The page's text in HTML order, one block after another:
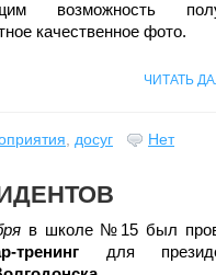
возможность
качественное фото.
ЧИТАТЬ
, досуг
Нет
в школе №15 был
тренинг для